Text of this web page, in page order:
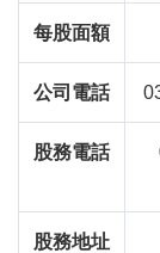
每股面額
公司電話
股務電話
股務地址